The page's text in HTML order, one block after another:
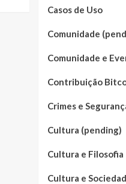
Casos de Uso
Comunidade
Comunidade e
Contribuição
Crimes e
Cultura (pending)
Cultura e Filosofia
Cultura e